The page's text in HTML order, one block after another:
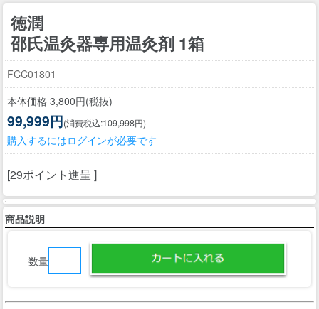
徳潤
邵氏温灸器専用温灸剤 1箱
FCC01801
本体価格 3,800円(税抜)
99,999円(消費税込:109,998円)
購入するにはログインが必要です
[29ポイント進呈 ]
商品説明
数量